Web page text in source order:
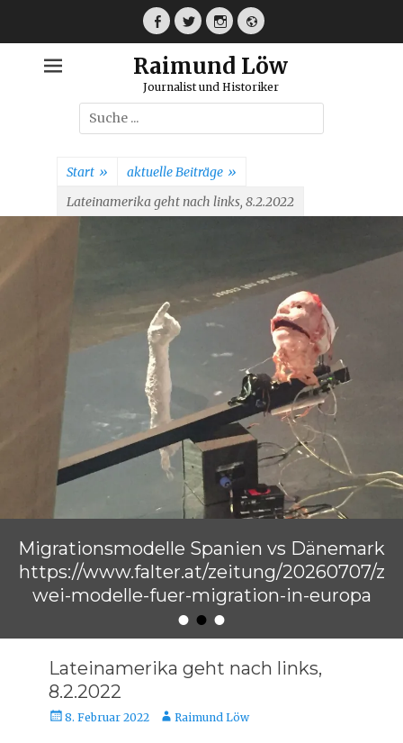
Facebook
TwitterInstagramWebseite
Raimund Löw
Journalist und Historiker
Suche
nach:
Start » aktuelle Beiträge »
Lateinamerika geht nach links, 8.2.2022
•••
Migrationsmodelle Spanien vs Dänemark
https://www.falter.at/zeitung/20260707/z
wei-modelle-fuer-migration-in-europa
Raimund Löw
Lateinamerika geht nach links,
8.2.2022
Veröffentlicht
8. Februar 2022 AutorRaimund Löw